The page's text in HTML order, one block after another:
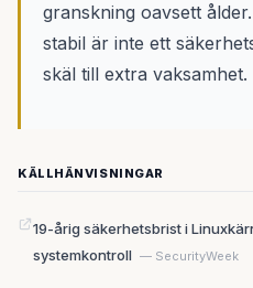
granskning oavsett
stabil är inte ett
skäl till extra vaksamhet.
KÄLLHÄNVISNINGAR
19-årig säkerhetsbrist i
systemkontroll — SecurityWeek